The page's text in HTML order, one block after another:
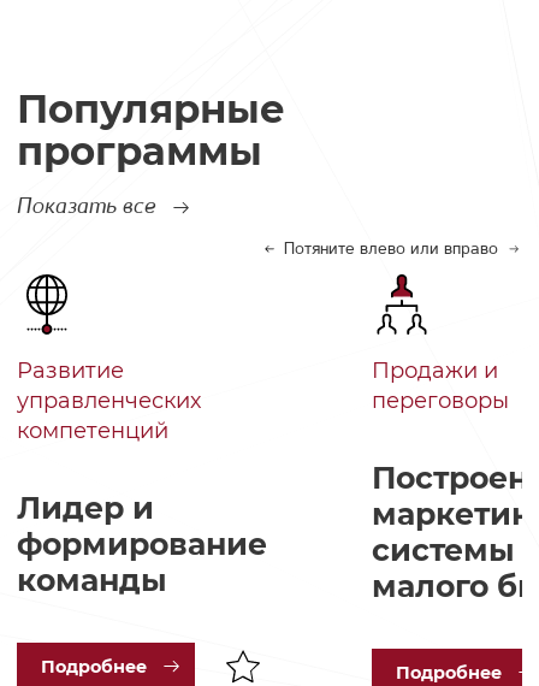
Популярные
программы
Показать все
Потяните влево или вправо
Развитие
управленческих
компетенций
Лидер и
формирование
команды
Подробнее
Продажи и
переговоры
системы
малого
Подробнее